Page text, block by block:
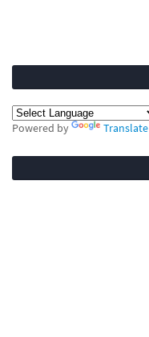
Powered by Translate